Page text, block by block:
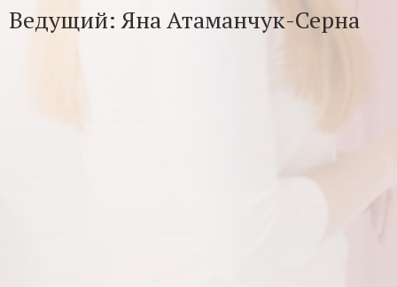
Ведущий: Яна Атаманчук-Серна